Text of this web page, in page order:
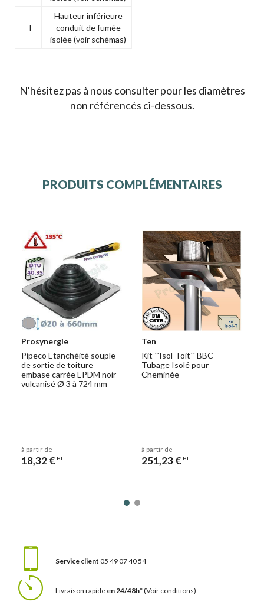
T
Hauteur inférieure
conduit de fumée
isolée (voir schémas)
N'hésitez pas à nous consulter pour les diamètres
non référencés ci-dessous.
PRODUITS COMPLÉMENTAIRES
Prosynergie
Pipeco Etanchéité souple
de sortie de toiture
embase carrée EPDM noir
vulcanisé Ø 3 à 724 mm
à partir de
18,32 € HT
Ten
Kit ´´Isol-Toit´´ BBC
Tubage Isolé pour
Cheminée
à partir de
251,23 € HT
Service client 05 49 07 40 54
Livraison rapide en 24/48h*(Voir conditions)